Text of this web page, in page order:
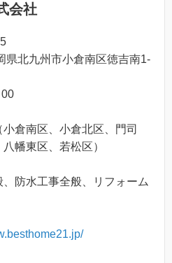
会社
北九州市小倉南区徳吉南1-
倉南区、小倉北区、門司
幡東区、若松区）
防水工事全般、リフォーム